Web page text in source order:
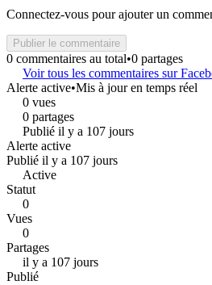
Connectez-vous pour ajouter un
Publier le commentaire
0 commentaires au total•0 partages
Voir tous les commentaires sur
Alerte active•Mis à jour en temps réel
0 vues
0 partages
Publié il y a 107 jours
Alerte active
Publié il y a 107 jours
Active
Statut
0
Vues
0
Partages
il y a 107 jours
Publié